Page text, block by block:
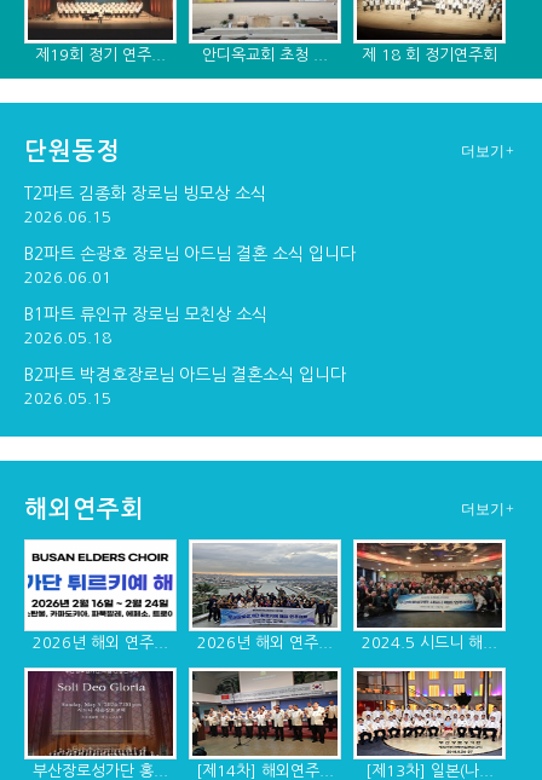
제19회 정기 연주... 안디옥교회 초청 ... 제 18 회 정기연주회
구포교회 연주 창단30주년기념 순...
창단 30주년 기념 ...
단원동정 더보기+
T2파트 김종화 장로님 빙모상 소식
2026.06.15
B2파트 손광호 장로님 아드님 결혼 소식 입니다
2026.06.01
B1파트 류인규 장로님 모친상 소식
2026.05.18
B2파트 박경호장로님 아드님 결혼소식 입니다
2026.05.15
해외연주회 더보기+
2026년 해외 연주... 2026년 해외 연주... 2024.5 시드니 해...
부산장로성가단 홍... [제14차] 해외연주... [제13차] 일본(나...